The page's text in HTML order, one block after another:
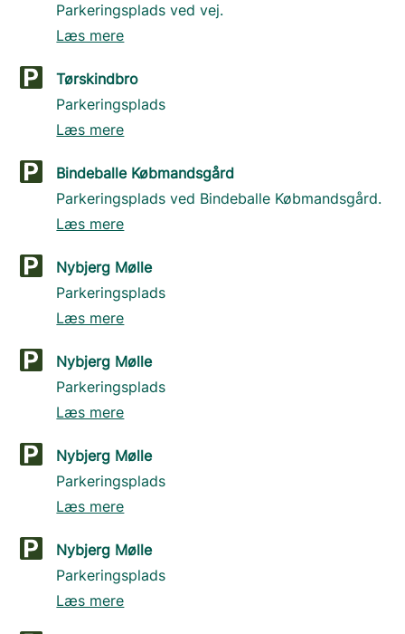
Parkeringsplads ved vej.
Læs mere
Tørskindbro
Parkeringsplads
Læs mere
Bindeballe Købmandsgård
Parkeringsplads ved Bindeballe Købmandsgård.
Læs mere
Nybjerg Mølle
Parkeringsplads
Læs mere
Nybjerg Mølle
Parkeringsplads
Læs mere
Nybjerg Mølle
Parkeringsplads
Læs mere
Nybjerg Mølle
Parkeringsplads
Læs mere